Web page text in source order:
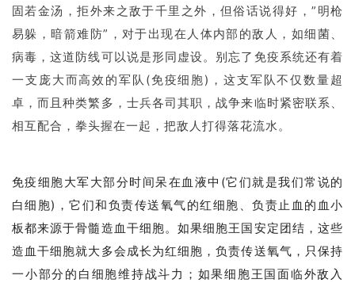
固若金汤，拒外来之敌于千里之外，但俗话说得好，”明枪
易躲，暗箭难防”，对于出现在人体内部的敌人，如细菌、
病毒，这道防线可以说是形同虚设。别忘了免疫系统还有着
一支庞大而高效的军队(免疫细胞)，这支军队不仅数量超
卓，而且种类繁多，士兵各司其职，战争来临时紧密联系、
相互配合，拳头握在一起，把敌人打得落花流水。
免疫细胞大军大部分时间呆在血液中(它们就是我们常说的
白细胞)，它们和负责传送氧气的红细胞、负责止血的血小
板都来源于骨髓造血干细胞。如果细胞王国安定团结，这些
造血干细胞就大多会成长为红细胞，负责传送氧气，只保持
一小部分的白细胞维持战斗力；如果细胞王国面临外敌入